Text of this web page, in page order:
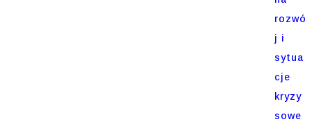
rozwó
j i
sytua
cje
kryzy
sowe